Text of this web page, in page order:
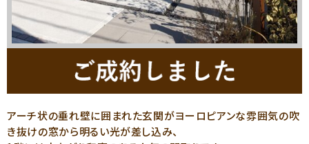
アーチ状の垂れ壁に囲まれた玄関がヨーロピアンな雰囲気の吹
き抜けの窓から明るい光が差し込み、